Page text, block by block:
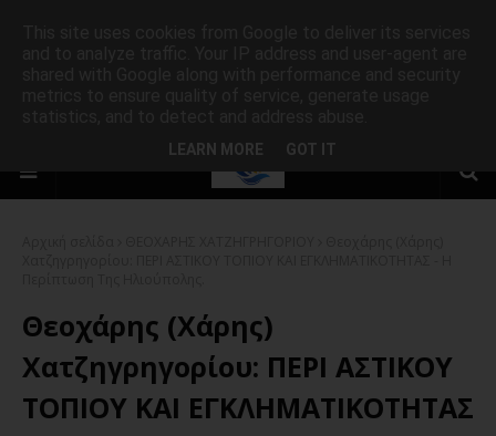
Θεοχάρης (Χάρης)
Χατζηγρηγορίου: ΠΕΡΙ ΑΣΤΙΚΟΥ
ΤΟΠΙΟΥ ΚΑΙ ΕΓΚΛΗΜΑΤΙΚΟΤΗΤΑΣ
LEARN MORE GOT IT